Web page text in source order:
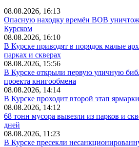
08.08.2026, 16:13
Опасную находку времён ВОВ
Курском
08.08.2026, 16:10
В Курске приводят в порядок малые
парках и скверах
08.08.2026, 15:56
В Курске открыли первую уличную
проекта книгообмена
08.08.2026, 14:14
В Курске проходит второй этап
08.08.2026, 14:12
68 тонн мусора вывезли из парков и
дней
08.08.2026, 11:23
В Курске пресекли